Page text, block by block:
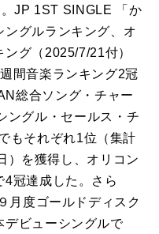
JP 1ST SINGLE 「か
ングルランキング、オ
グ（2025/7/21付）
間音楽ランキング2冠
総合ソング・チャー
ングル・セールス・チ
もそれぞれ1位（集計
）を獲得し、オリコン
4冠達成した。さら
月度ゴールドディスク
デビューシングルで